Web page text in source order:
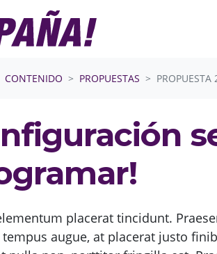
CONTENIDO PROPUESTAS PROPUESTA
placerat tincidunt.
augue, at placerat justo